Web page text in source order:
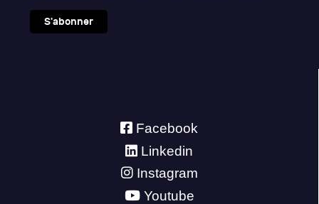
S'abonner
Facebook
Linkedin
Instagram
Youtube